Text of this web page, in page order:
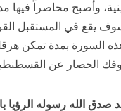
وأصبح محاصراً فيها
يقع في المستقبل
السورة بمدة تمكن
الحصار عن
صدق الله رسوله الرؤيا